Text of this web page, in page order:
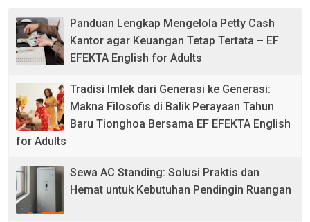
Panduan Lengkap Mengelola Petty Cash
Kantor agar Keuangan Tetap Tertata – EF
EFEKTA English for Adults
Tradisi Imlek dari Generasi ke Generasi:
Makna Filosofis di Balik Perayaan Tahun
Baru Tionghoa Bersama EF EFEKTA English
for Adults
Sewa AC Standing: Solusi Praktis dan
Hemat untuk Kebutuhan Pendingin Ruangan